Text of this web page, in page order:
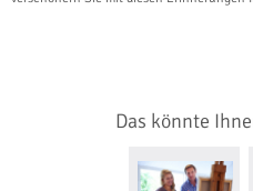
Das könnte